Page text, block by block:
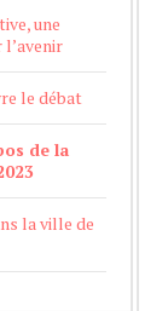
une
le débat
de la
la ville de